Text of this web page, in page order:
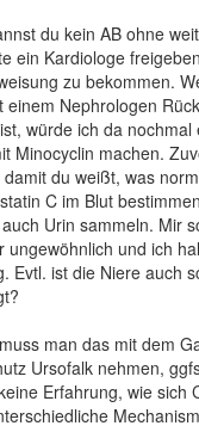
du kein AB ohne
ein Kardiologe
zu bekommen.
einem Nephrologen
würde ich da nochmal
Minocyclin machen.
du weißt, was
C im Blut
Urin sammeln. Mir
ungewöhnlich und ich
Evtl. ist die Niere auch
man das mit dem
Ursofalk nehmen,
Erfahrung, wie sich